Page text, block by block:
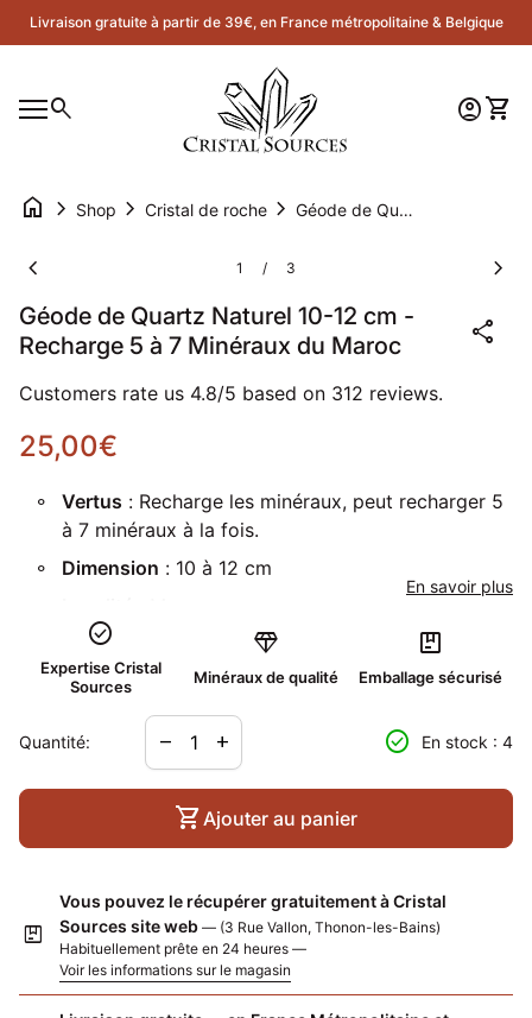
Skip to content
Livraison gratuite à partir de 39€, en France métropolitaine & Belgique
Navigation mobile
search
Accueil
Compte
account_circle Voir
shopping_cart
home chevron_right Shop chevron_right Cristal de roche chevron_right Géode de Quartz Naturel 10-12 cm - Recharge 5 à 7 Minéraux du Maroc
chevron_left 1 / 3 chevron_right
Géode de Quartz Naturel 10-12 cm -
Recharge 5 à 7 Minéraux du Maroc
share
Customers rate us 4.8/5 based on 312 reviews.
Prix normal
25,00€
Vertus : Recharge les minéraux, peut recharger 5
à 7 minéraux à la fois.
Dimension : 10 à 12 cm
En savoir plus
check_circle
Expertise Cristal
Sources
diamond
Minéraux de qualité
package
Emballage sécurisé
Quantité:
Diminuer la quantité pour
remove
Augmenter la quantité pour
add check_circle En stock : 4
shopping_cart Ajouter au panier
package
Vous pouvez le récupérer gratuitement à Cristal
Sources site web — (3 Rue Vallon, Thonon-les-Bains)
Habituellement prête en 24 heures —
Voir les informations sur le magasin